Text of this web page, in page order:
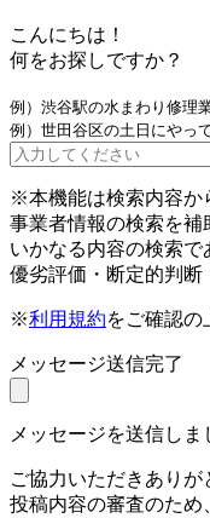
こんにちは！
何をお探しですか？
例）渋谷駅の水まわり修理
例）世田谷区の土日にやっ
※本機能は検索内容か
事業者情報の検索を補
いかなる内容の検索で
優劣評価・断定的判断
※利用規約をご確認の
メッセージ送信完了
メッセージを送信しま
ご協力いただきありが
投稿内容の審査のため